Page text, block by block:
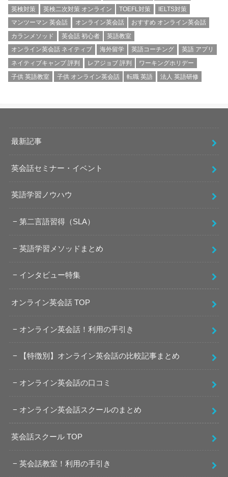
英検対策
英検二次対策 オンライン TOEFL対策
IELTS対策
マンツーマン 英会話
オンライン英会話
おすすめ オンライン英会話
カランメソッド
英会話 初心者
英語教室
オンライン英会話 ネイティブ
海外留学 英語コーチング
英語 アプリ
ネイティブキャンプ 評判
レアジョブ 評判
ワーキングホリデー
子供 英語教室
子供 オンライン英会話 転職 英語 法人 英語研修
最新記事
英会話セミナー・イベント
英語学習ノウハウ
第二言語習得（SLA）
英語学習メソッドまとめ
インタビュー特集
オンライン英会話 TOP
オンライン英会話！利用の手引き
【特徴別】オンライン英会話の比較記事まとめ
オンライン英会話の口コミ
オンライン英会話スクールのまとめ
英会話スクール TOP
英会話教室！利用の手引き